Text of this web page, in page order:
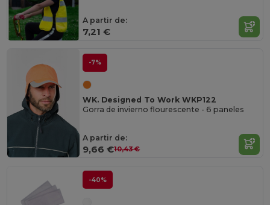
A partir de:
7,21 €
-7%
WK. Designed To Work WKP122
Gorra de invierno flourescente - 6 paneles
A partir de:
9,66 €10,43 €
-40%